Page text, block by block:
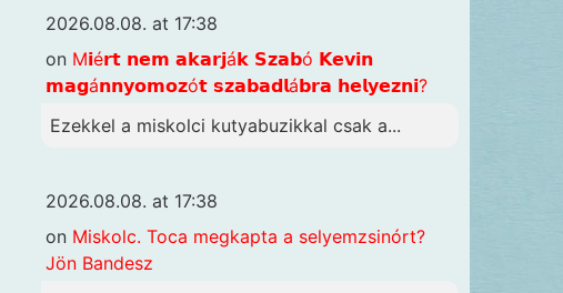
2026.08.08. at 17:38
on M𝗶é𝗿𝘁 𝗻𝗲𝗺 𝗮𝗸𝗮𝗿𝗷á𝗸 𝗦𝘇𝗮𝗯ó 𝗞𝗲𝘃𝗶𝗻
𝗺𝗮𝗴á𝗻𝗻𝘆𝗼𝗺𝗼𝘇ó𝘁 𝘀𝘇𝗮𝗯𝗮𝗱𝗹á𝗯𝗿𝗮 𝗵𝗲𝗹𝘆𝗲𝘇𝗻𝗶?
Ezekkel a miskolci kutyabuzikkal csak a...
2026.08.08. at 17:38
on Miskolc. Toca megkapta a selyemzsinórt?
Jön Bandesz